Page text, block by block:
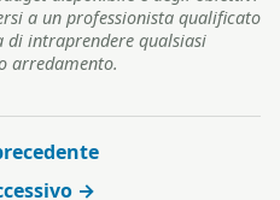
a un professionista qualificato
di intraprendere qualsiasi
arredamento.
→